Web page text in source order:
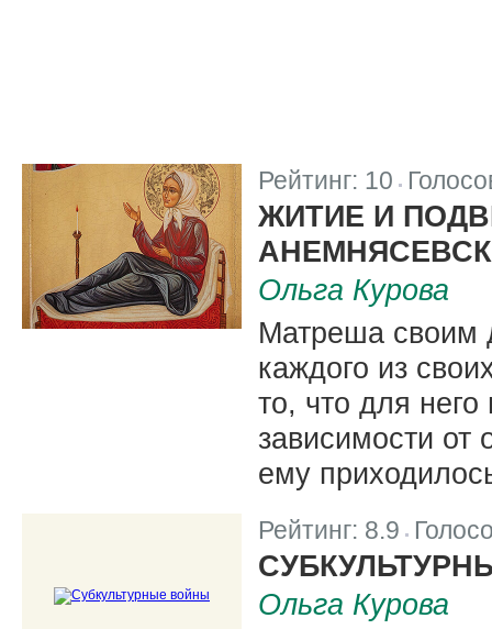
Рейтинг: 10
ЖИТИЕ И
Ольга Курова
Матреша своим
каждого из
то, что для
зависимости от
ему
Рейтинг: 8.9
Ольга Курова